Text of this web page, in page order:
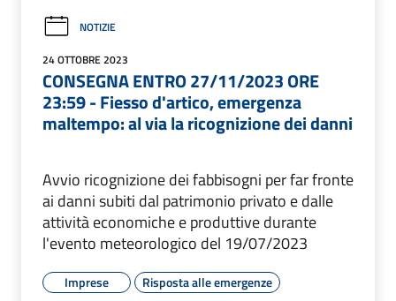
NOTIZIE
24 OTTOBRE 2023
CONSEGNA ENTRO 27/11/2023 ORE
23:59 - Fiesso d'artico, emergenza
maltempo: al via la ricognizione dei danni
Avvio ricognizione dei fabbisogni per far fronte
ai danni subiti dal patrimonio privato e dalle
attività economiche e produttive durante
l'evento meteorologico del 19/07/2023
Imprese
Risposta alle emergenze